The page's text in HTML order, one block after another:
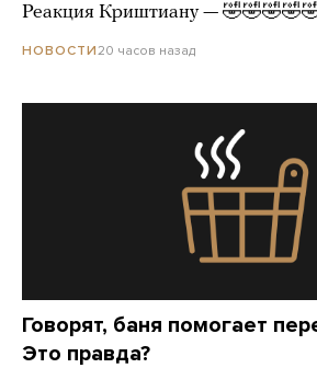
Реакция Криштиану —
НОВОСТИ 20 часов назад
Говорят, баня помогает
Это правда?